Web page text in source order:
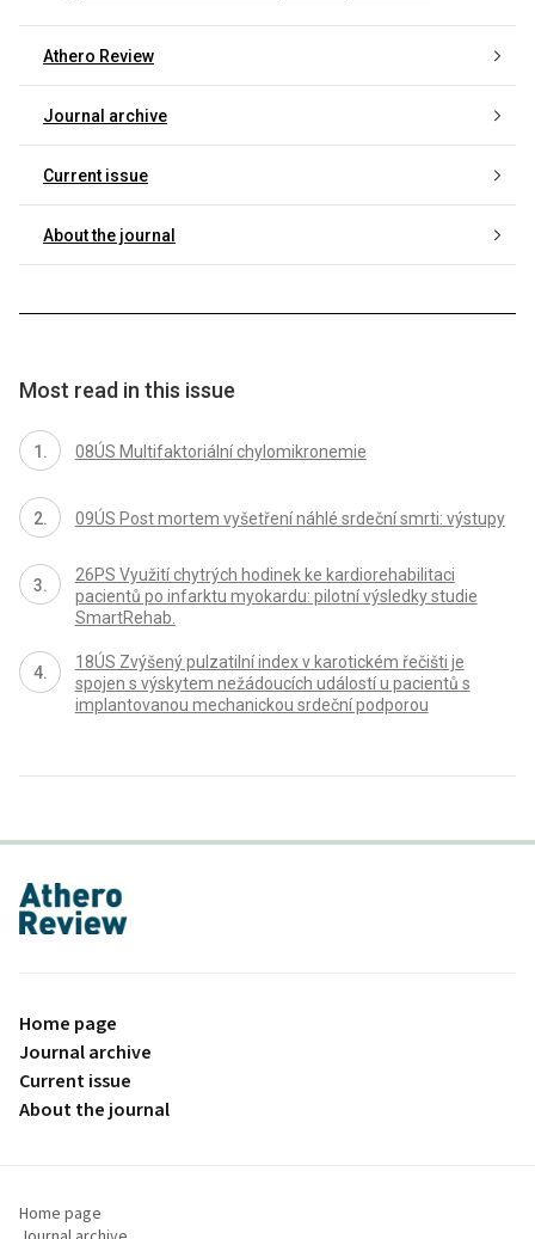
Athero Review
Journal archive
Current issue
About the journal
Most read in this issue
08ÚS Multifaktoriální chylomikronemie
09ÚS Post mortem vyšetření náhlé srdeční smrti: výstupy
26PS Využití chytrých hodinek ke kardiorehabilitaci
pacientů po infarktu myokardu: pilotní výsledky studie
SmartRehab.
18ÚS Zvýšený pulzatilní index v karotickém řečišti je
spojen s výskytem nežádoucích událostí u pacientů s
implantovanou mechanickou srdeční podporou
proLékaře.cz
Home page
Journal archive
Current issue
About the journal
Home page